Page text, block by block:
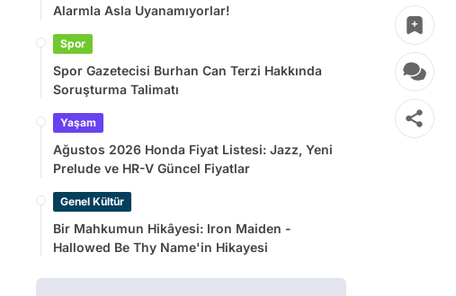
Alarmla Asla Uyanamıyorlar!
Spor
Spor Gazetecisi Burhan Can Terzi Hakkında
Soruşturma Talimatı
Yaşam
Ağustos 2026 Honda Fiyat Listesi: Jazz, Yeni
Prelude ve HR-V Güncel Fiyatlar
Genel Kültür
Bir Mahkumun Hikâyesi: Iron Maiden -
Hallowed Be Thy Name'in Hikayesi